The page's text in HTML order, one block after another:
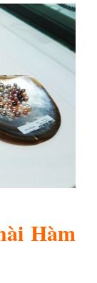
Hàm